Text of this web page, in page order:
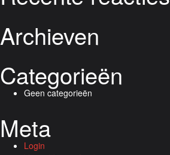
Archieven
Categorieën
Geen categorieën
Meta
Login